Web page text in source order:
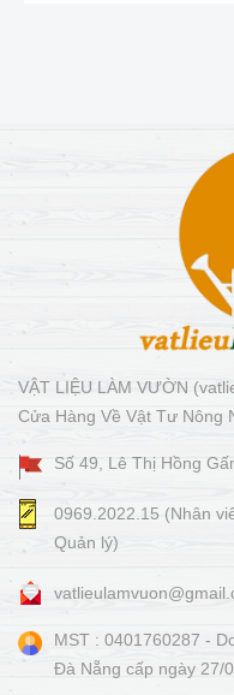
VẬT LIỆU LÀM VƯỜN
Cửa Hàng Về Vật Tư Nông
Số 49, Lê Thị Hồng
0969.2022.15 (Nhân
Quản lý)
MST : 0401760287 -
Đà Nẵng cấp ngày 27/